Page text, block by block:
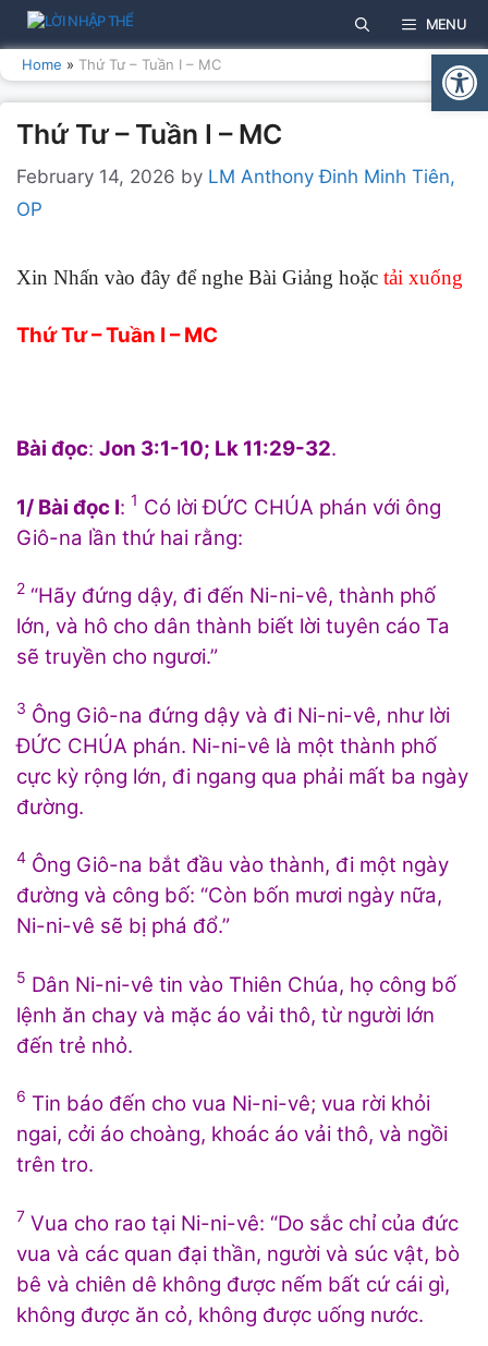
Skip
to
content
MENU
Home » Thứ Tư – Tuần I – MC
Thứ Tư – Tuần I – MC
February 14, 2026 by LM Anthony Đinh Minh Tiên,
OP
Xin Nhấn vào đây để nghe Bài Giảng hoặc tải xuống
Thứ Tư – Tuần I – MC
Bài đọc: Jon 3:1-10; Lk 11:29-32.
1/ Bài đọc I: 1 Có lời ĐỨC CHÚA phán với ông
Giô-na lần thứ hai rằng:
2 “Hãy đứng dậy, đi đến Ni-ni-vê, thành phố
lớn, và hô cho dân thành biết lời tuyên cáo Ta
sẽ truyền cho ngươi.”
3 Ông Giô-na đứng dậy và đi Ni-ni-vê, như lời
ĐỨC CHÚA phán. Ni-ni-vê là một thành phố
cực kỳ rộng lớn, đi ngang qua phải mất ba ngày
đường.
4 Ông Giô-na bắt đầu vào thành, đi một ngày
đường và công bố: “Còn bốn mươi ngày nữa,
Ni-ni-vê sẽ bị phá đổ.”
5 Dân Ni-ni-vê tin vào Thiên Chúa, họ công bố
lệnh ăn chay và mặc áo vải thô, từ người lớn
đến trẻ nhỏ.
6 Tin báo đến cho vua Ni-ni-vê; vua rời khỏi
ngai, cởi áo choàng, khoác áo vải thô, và ngồi
trên tro.
7 Vua cho rao tại Ni-ni-vê: “Do sắc chỉ của đức
vua và các quan đại thần, người và súc vật, bò
bê và chiên dê không được nếm bất cứ cái gì,
không được ăn cỏ, không được uống nước.